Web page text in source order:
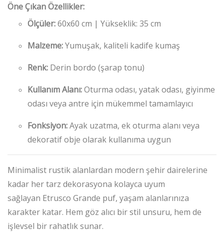
Öne Çıkan Özellikler:
Ölçüler:60x60 cm | Yükseklik: 35 cm
Malzeme:Yumuşak, kaliteli kadife kumaş
Renk: Derin bordo (şarap tonu)
Kullanım Alanı:Oturma odası, yatak odası, giyinme
odası veya antre için mükemmel tamamlayıcı
Fonksiyon:Ayak uzatma, ek oturma alanı veya
dekoratif obje olarak kullanıma uygun
Minimalist rustik alanlardan modern şehir dairelerine
kadar her tarz dekorasyona kolayca uyum
sağlayan Etrusco Grande puf, yaşam alanlarınıza
karakter katar. Hem göz alıcı bir stil unsuru, hem de
işlevsel bir rahatlık sunar.